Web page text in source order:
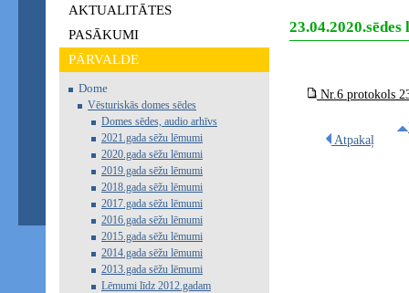
AKTUALITĀTES
PASĀKUMI
PĀRVALDE
Dome
Vēsturiskās domes sēdes
Domes sēdes, audio arhīvs
2021.gada sēžu lēmumi
2020.gada sēžu lēmumi
2019.gada sēžu lēmumi
2018.gada sēžu lēmumi
2017.gada sēžu lēmumi
2016.gada sēžu lēmumi
2015.gada sēžu lēmumi
2014.gada sēžu lēmumi
2013.gada sēžu lēmumi
Lēmumi līdz 2012.gadam
23.04.2020.sēdes
Nr.6 protokols
Atpakaļ